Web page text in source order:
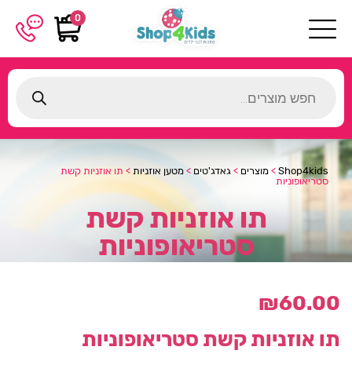
0
search
Shop4kids
> מוצרים > גאדג'טים > מטען אוזניות > תו אוזניות קשת
סטריאופוניות
תו אוזניות קשת
סטריאופוניות
₪60.00
תו אוזניות קשת סטריאופוניות